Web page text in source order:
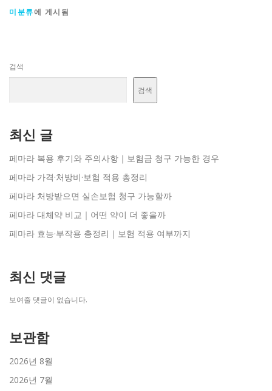
미분류에 게시됨
검색
검색
최신 글
페마라 복용 후기와 주의사항｜보험금 청구 가능한 경우
페마라 가격·처방비·보험 적용 총정리
페마라 처방받으면 실손보험 청구 가능할까
페마라 대체약 비교｜어떤 약이 더 좋을까
페마라 효능·부작용 총정리｜보험 적용 여부까지
최신 댓글
보여줄 댓글이 없습니다.
보관함
2026년 8월
2026년 7월